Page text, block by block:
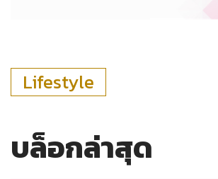
Lifestyle
บล็อกล่าสุด